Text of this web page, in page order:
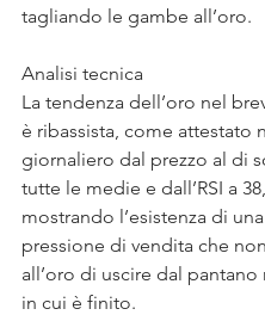
tagliando le gambe all’oro.
Analisi tecnica
La tendenza dell’oro nel
è ribassista, come attestato
giornaliero dal prezzo al di
tutte le medie e dall’RSI a
mostrando l’esistenza di
pressione di vendita che
all’oro di uscire dal pantano
in cui è finito.